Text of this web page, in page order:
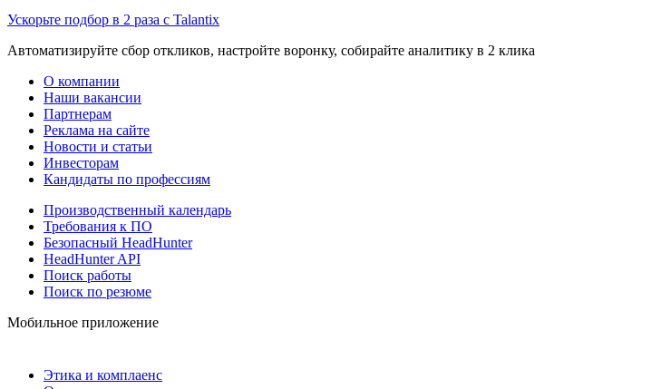
Ускорьте подбор в 2 раза с Talantix
Автоматизируйте сбор откликов, настройте воронку, собирайте аналитику в 2 клика
О компании
Наши вакансии
Партнерам
Реклама на сайте
Новости и статьи
Инвесторам
Кандидаты по профессиям
Производственный календарь
Требования к ПО
Безопасный HeadHunter
HeadHunter API
Поиск работы
Поиск по резюме
Мобильное приложение
Этика и комплаенс